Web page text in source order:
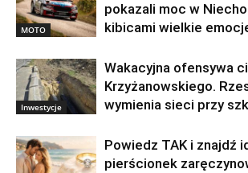
MOTO
pokazali moc w
kibicami wielkie
Inwestycje
Wakacyjna ofensywa
Krzyżanowskiego.
wymienia sieci przy
Powiedz TAK i znajdź
pierścionek